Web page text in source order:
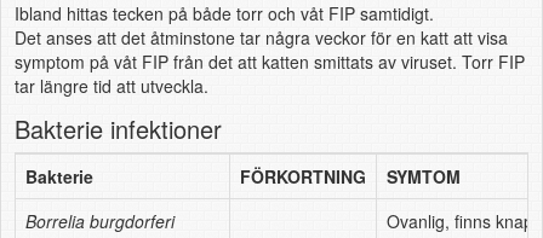
Ibland hittas tecken på både torr och våt FIP samtidigt.
Det anses att det åtminstone tar några veckor för en katt att visa
symptom på våt FIP från det att katten smittats av viruset. Torr FIP
tar längre tid att utveckla.
Bakterie infektioner
Bakterie FÖRKORTNING
SYMTOM
Borrelia burgdorferi
Ovanlig, finns